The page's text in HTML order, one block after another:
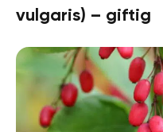
vulgaris) – giftig